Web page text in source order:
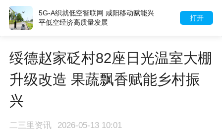
打开
5G-A织就低空智联网 咸阳移动赋能兴
平低空经济高质量发展
绥德赵家砭村82座日光温室大棚
升级改造 果蔬飘香赋能乡村振
兴
二三里资讯 2026-05-13 10:01